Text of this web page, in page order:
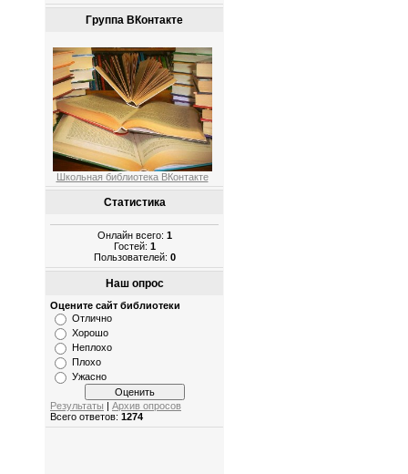
Группа ВКонтакте
Школьная библиотека ВКонтакте
Статистика
Онлайн всего: 1
Гостей: 1
Пользователей: 0
Наш опрос
Оцените сайт библиотеки
Отлично
Хорошо
Неплохо
Плохо
Ужасно
Результаты
Архив опросов
Всего ответов: 1274